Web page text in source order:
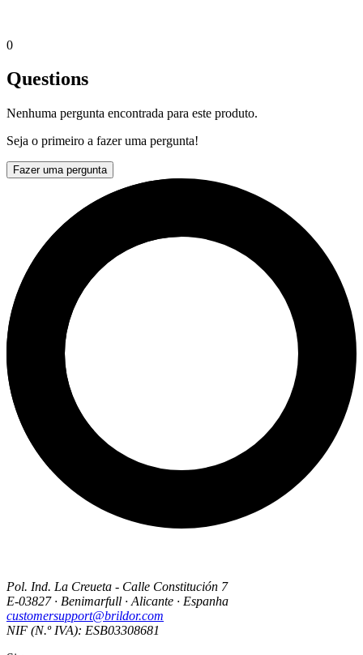
0
Questions
Nenhuma pergunta encontrada para este produto.
Seja o primeiro a fazer uma pergunta!
Fazer uma pergunta
Pol. Ind. La Creueta - Calle Constitución 7
E-03827 · Benimarfull · Alicante · Espanha
customersupport@brildor.com
NIF (N.º IVA): ESB03308681